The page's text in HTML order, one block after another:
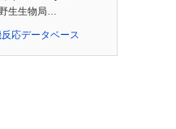
生生物局…
応データベース